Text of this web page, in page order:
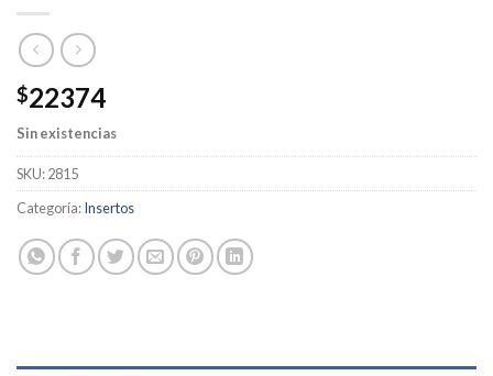
$22374
Sin existencias
SKU:2815
Categoría:Insertos